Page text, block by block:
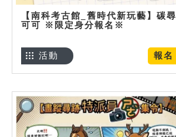
【南科考古館_舊時代新玩藝】碳尋
可可 ※限定身分報名※
報名
活動